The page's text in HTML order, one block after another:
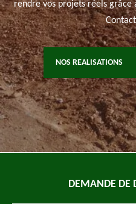
rendre vos projets réels grâce
NOS REALISATIONS
DEMANDE DE